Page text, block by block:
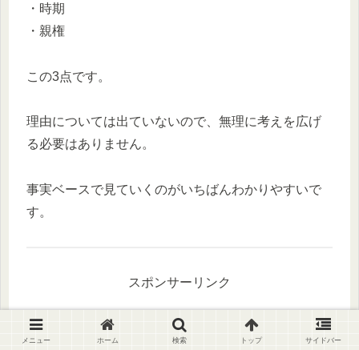
・時期
・親権
この3点です。
理由については出ていないので、無理に考えを広げ
る必要はありません。
事実ベースで見ていくのがいちばんわかりやすいで
す。
スポンサーリンク
6.まとめ｜河本準一の嫁(妻)はどんな
メニュー ホーム 検索 トップ サイドバー